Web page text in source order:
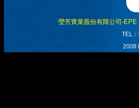
瑩芳實業股份有限公司-EPE
TEL
2008